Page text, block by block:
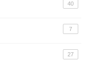
40
7
27